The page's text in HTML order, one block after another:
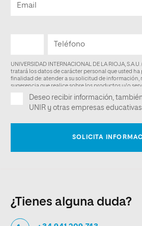
¿Tienes alguna duda?